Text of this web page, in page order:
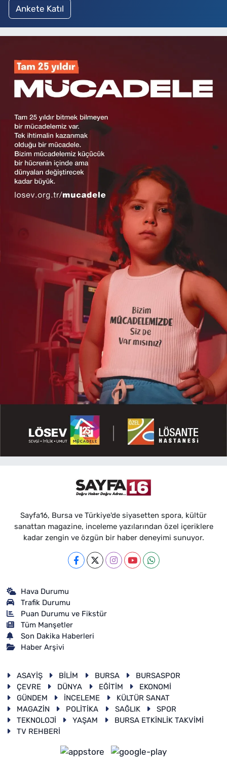
Ankete Katıl
Sayfa16, Bursa ve Türkiye'de siyasetten spora, kültür
sanattan magazine, inceleme yazılarından özel içeriklere
kadar zengin ve özgün bir haber deneyimi sunuyor.
Hava Durumu
Trafik Durumu
Puan Durumu ve Fikstür
Tüm Manşetler
Son Dakika Haberleri
Haber Arşivi
ASAYİŞ BİLİM BURSA
BURSASPOR
ÇEVRE
DÜNYA EĞİTİM
EKONOMİ
GÜNDEM
İNCELEME
KÜLTÜR SANAT
MAGAZİN
POLİTİKA SAĞLIK
SPOR
TEKNOLOJİ
YAŞAM
BURSA ETKİNLİK TAKVİMİ
TV REHBERİ